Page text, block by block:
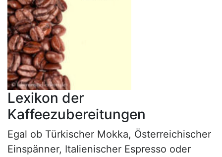
Lexikon der
Kaffeezubereitungen
Egal ob Türkischer Mokka, Österreichischer
Einspänner, Italienischer Espresso oder